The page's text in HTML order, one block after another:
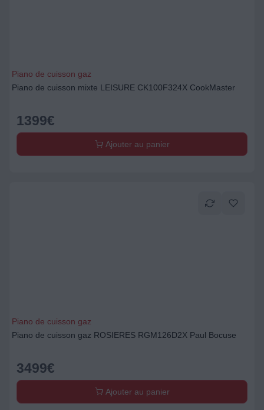
Piano de cuisson gaz
Piano de cuisson mixte LEISURE CK100F324X CookMaster
1399€
Ajouter au panier
Piano de cuisson gaz
Piano de cuisson gaz ROSIERES RGM126D2X Paul Bocuse
3499€
Ajouter au panier